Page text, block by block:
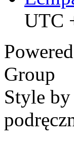
UTC
Group
Style by